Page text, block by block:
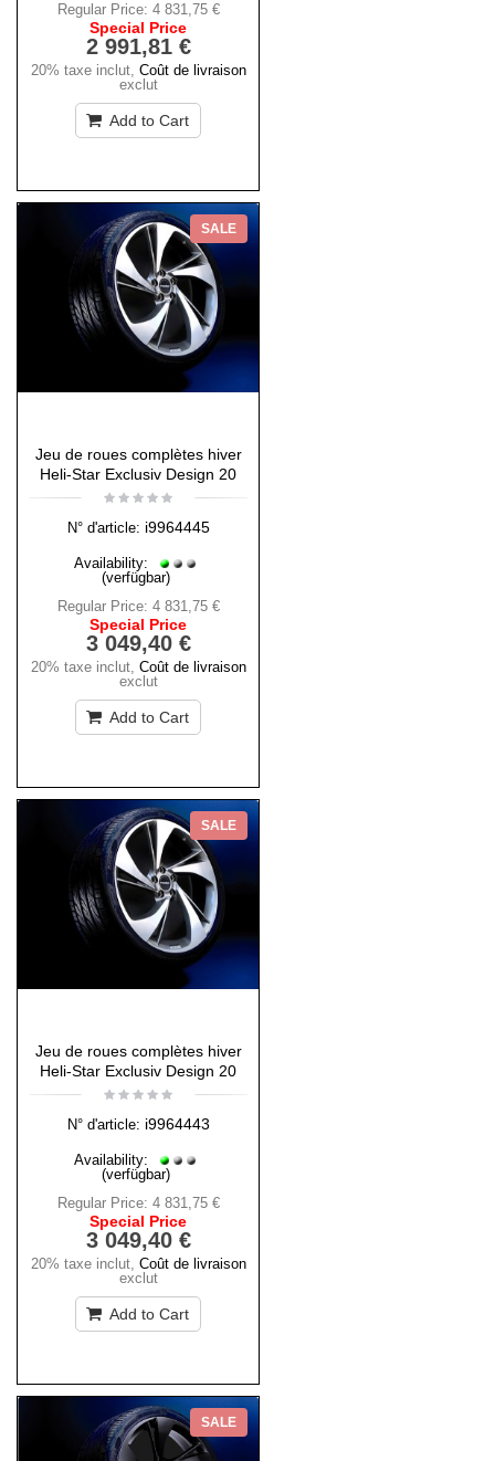
Regular Price: 4 831,75 €
Special Price
2 991,81 €
20% taxe inclut, Coût de livraison
exclut
Add to Cart
SALE
Jeu de roues complètes hiver
Heli-Star Exclusiv Design 20
N° d'article: i9964445
Availability:
(verfügbar)
Regular Price: 4 831,75 €
Special Price
3 049,40 €
20% taxe inclut, Coût de livraison
exclut
Add to Cart
SALE
Jeu de roues complètes hiver
Heli-Star Exclusiv Design 20
N° d'article: i9964443
Availability:
(verfügbar)
Regular Price: 4 831,75 €
Special Price
3 049,40 €
20% taxe inclut, Coût de livraison
exclut
Add to Cart
SALE